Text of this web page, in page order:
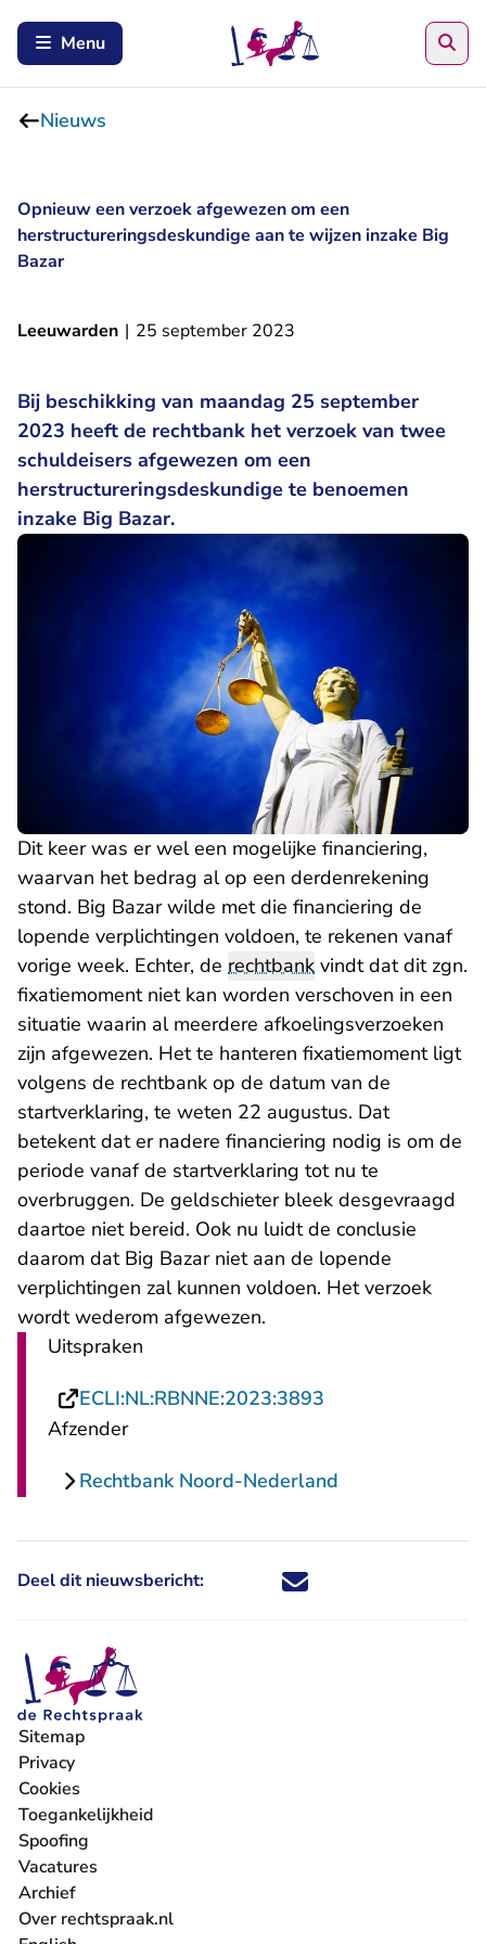
Menu
Nieuws
Opnieuw een verzoek afgewezen om een
herstructureringsdeskundige aan te wijzen inzake Big
Bazar
Leeuwarden | 25 september 2023
Bij beschikking van maandag 25 september
2023 heeft de rechtbank het verzoek van twee
schuldeisers afgewezen om een
herstructureringsdeskundige te benoemen
inzake Big Bazar.
Dit keer was er wel een mogelijke financiering,
waarvan het bedrag al op een derdenrekening
stond. Big Bazar wilde met die financiering de
lopende verplichtingen voldoen, te rekenen vanaf
vorige week. Echter, de rechtbank vindt dat dit zgn.
fixatiemoment niet kan worden verschoven in een
situatie waarin al meerdere afkoelingsverzoeken
zijn afgewezen. Het te hanteren fixatiemoment ligt
volgens de rechtbank op de datum van de
startverklaring, te weten 22 augustus. Dat
betekent dat er nadere financiering nodig is om de
periode vanaf de startverklaring tot nu te
overbruggen. De geldschieter bleek desgevraagd
daartoe niet bereid. Ook nu luidt de conclusie
daarom dat Big Bazar niet aan de lopende
verplichtingen zal kunnen voldoen. Het verzoek
wordt wederom afgewezen.
Uitspraken
ECLI:NL:RBNNE:2023:3893
Afzender
Rechtbank Noord-Nederland
Deel dit nieuwsbericht: Deel dit nieuwsbericht via X -
Deel dit nieuwsbericht via
Deel dit nieuwsbericht
Deel dit
Sitemap
Privacy
Cookies
Toegankelijkheid
Spoofing
Vacatures
- U verlaat Rechtspraak.nl
Archief
Over rechtspraak.nl